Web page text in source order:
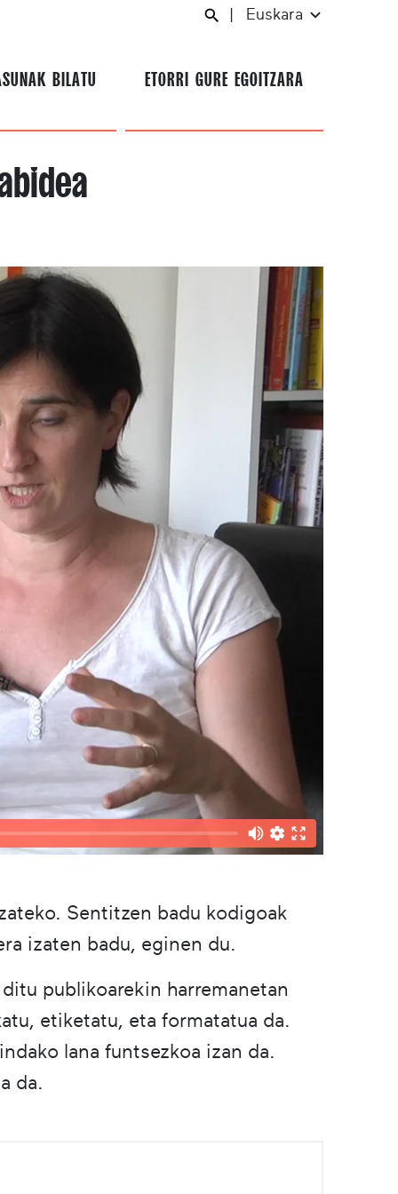
Euskara
BILATU ETORRI GURE EGOITZARA
Sentitzen badu kodigoak
izaten badu, eginen du.
publikoarekin harremanetan
etiketatu, eta formatatua da.
lana funtsezkoa izan da.
da.